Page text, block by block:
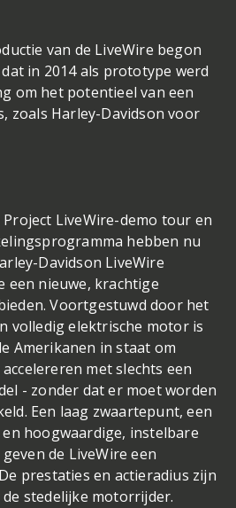
van de LiveWire begon
in 2014 als prototype werd
om het potentieel van een
zoals Harley-Davidson voor
LiveWire-demo tour en
hebben nu
Davidson LiveWire
een nieuwe, krachtige
Voortgestuwd door het
volledig elektrische motor is
Amerikanen in staat om
met slechts een
- zonder dat er moet worden
Een laag zwaartepunt, een
hoogwaardige, instelbare
de LiveWire een
prestaties en actieradius zijn
stedelijke motorrijder.